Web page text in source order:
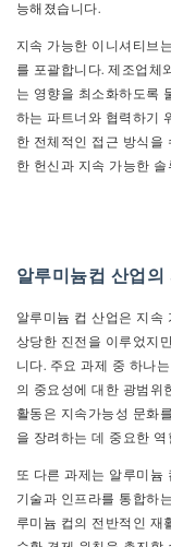
능해졌습니다.
지속 가능한 이니셔티브
를 포괄합니다. 제조업체
는 영향을 최소화하도록
하는 파트너와 협력하기
한 전체적인 접근 방식을
한 헌신과 지속 가능한
알루미늄컵 산업
알루미늄 컵 산업은 지속
상당한 진전을 이루었지
니다. 주요 과제 중 하나
의 중요성에 대한 광범위
활동은 지속가능성 문화
을 장려하는 데 중요한 역
또 다른 과제는 알루미늄
기술과 인프라를 통합하
루미늄 컵의 전반적인 재